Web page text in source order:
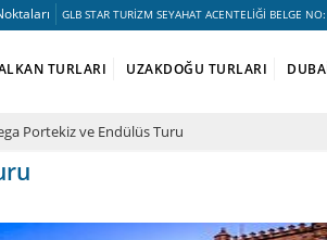
GLB STAR TURİZM SEYAHAT ACENTELİĞİ BELGE
TURLARI UZAKDOĞU TURLARI
Portekiz ve Endülüs Turu